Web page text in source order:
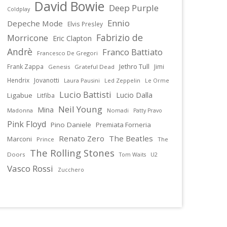
Coldplay David Bowie Deep Purple
Depeche Mode Elvis Presley
Ennio
Morricone Eric Clapton Fabrizio de
Andrè
Francesco De Gregori Franco Battiato
Frank Zappa Genesis Grateful Dead Jethro Tull
Jimi
Hendrix
Jovanotti Laura Pausini Led Zeppelin Le Orme
Ligabue Litfiba Lucio Battisti Lucio Dalla
Madonna Mina Neil Young Nomadi Patty Pravo
Pink Floyd Pino Daniele
Premiata Forneria
Marconi
Prince Renato Zero The Beatles
The
Doors
The Rolling Stones Tom Waits U2
Vasco Rossi Zucchero